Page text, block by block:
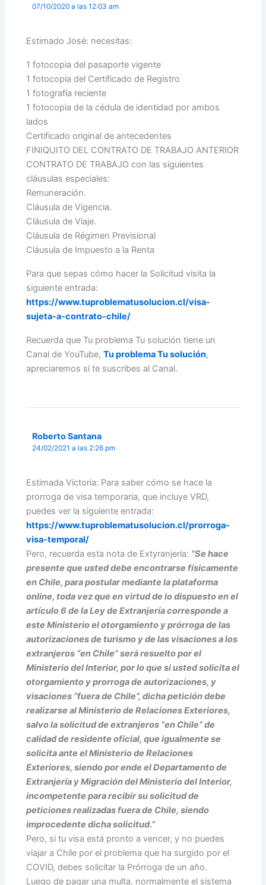
07/10/2020 a las 12:03 am
Estimado José: necesitas:
1 fotocopia del pasaporte vigente
1 fotocopia del Certificado de Registro
1 fotografía reciente
1 fotocopia de la cédula de identidad por ambos
lados
Certificado original de antecedentes
FINIQUITO DEL CONTRATO DE TRABAJO ANTERIOR
CONTRATO DE TRABAJO con las siguientes
cláusulas especiales:
Remuneración.
Cláusula de Vigencia.
Cláusula de Viaje.
Cláusula de Régimen Previsional
Cláusula de Impuesto a la Renta
Para que sepas cómo hacer la Solicitud visita la
siguiente entrada:
https://www.tuproblematusolucion.cl/visa-
sujeta-a-contrato-chile/
Recuerda que Tu problema Tu solución tiene un
Canal de YouTube,Tu problema Tu solución,
apreciaremos si te suscribes al Canal.
Roberto Santana
24/02/2021 a las 2:26 pm
Estimada Victoria: Para saber cómo se hace la
prorroga de visa temporaria, que incluye VRD,
puedes ver la siguiente entrada:
https://www.tuproblematusolucion.cl/prorroga-
visa-temporal/
Pero, recuerda esta nota de Extyranjería: “Se hace
presente que usted debe encontrarse físicamente
en Chile, para postular mediante la plataforma
online, toda vez que en virtud de lo dispuesto en el
artículo 6 de la Ley de Extranjería corresponde a
este Ministerio el otorgamiento y prórroga de las
autorizaciones de turismo y de las visaciones a los
extranjeros “en Chile” será resuelto por el
Ministerio del Interior, por lo que si usted solicita el
otorgamiento y prorroga de autorizaciones, y
visaciones “fuera de Chile”, dicha petición debe
realizarse al Ministerio de Relaciones Exteriores,
salvo la solicitud de extranjeros “en Chile” de
calidad de residente oficial, que igualmente se
solicita ante el Ministerio de Relaciones
Exteriores, siendo por ende el Departamento de
Extranjería y Migración del Ministerio del Interior,
incompetente para recibir su solicitud de
peticiones realizadas fuera de Chile, siendo
improcedente dicha solicitud.”
Pero, si tu visa está pronto a vencer, y no puedes
viajar a Chile por el problema que ha surgido por el
COVID, debes solicitar la Prórroga de un año.
Luego de pagar una multa, normalmente el sistema